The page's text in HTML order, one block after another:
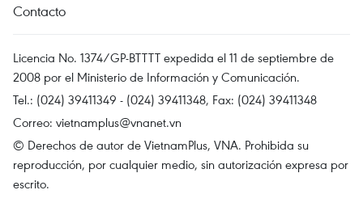
Contacto
Licencia No. 1374/GP-BTTTT expedida el 11 de septiembre de
2008 por el Ministerio de Información y Comunicación.
Tel.: (024) 39411349 - (024) 39411348, Fax: (024) 39411348
Correo: vietnamplus@vnanet.vn
© Derechos de autor de VietnamPlus, VNA. Prohibida su
reproducción, por cualquier medio, sin autorización expresa por
escrito.